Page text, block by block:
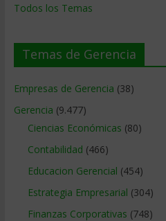
Todos los Temas
Temas de Gerencia
Empresas de Gerencia (38)
Gerencia (9.477)
Ciencias Económicas (80)
Contabilidad (466)
Educacion Gerencial (454)
Estrategia Empresarial (304)
Finanzas Corporativas (748)